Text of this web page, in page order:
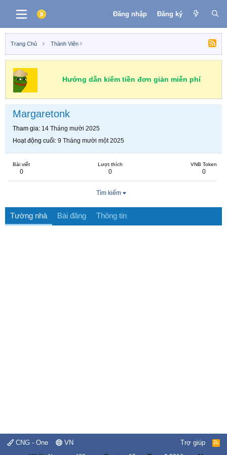
Đăng nhập Đăng ký
Trang Chủ Thành Viên
Hướng dẫn kiếm tiền đơn giản miễn phí
Margaretonk
Tham gia 14 Tháng mười 2025
Hoạt động cuối 9 Tháng mười một 2025
Bài viết
0
Lượt thích
0
VNB Token
0
Tìm kiếm
Tường nhà Bài đăng Thông tin
CNG - One VN Trợ giúp
R